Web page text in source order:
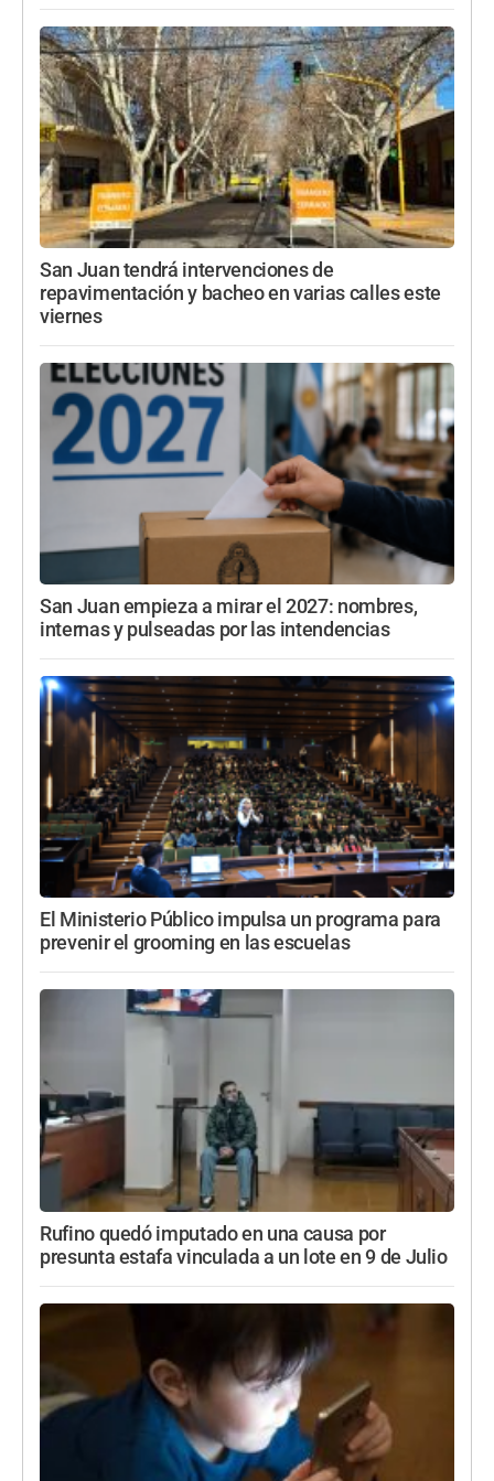
San Juan tendrá intervenciones de
repavimentación y bacheo en varias calles este
viernes
San Juan empieza a mirar el 2027: nombres,
internas y pulseadas por las intendencias
El Ministerio Público impulsa un programa para
prevenir el grooming en las escuelas
Rufino quedó imputado en una causa por
presunta estafa vinculada a un lote en 9 de Julio